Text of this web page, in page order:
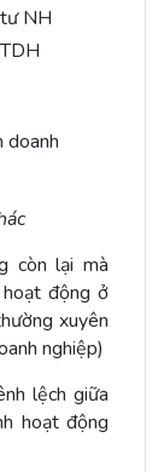
NH
doanh
còn lại mà
động ở
xuyên
nghiệp)
lệch giữa
hoạt động